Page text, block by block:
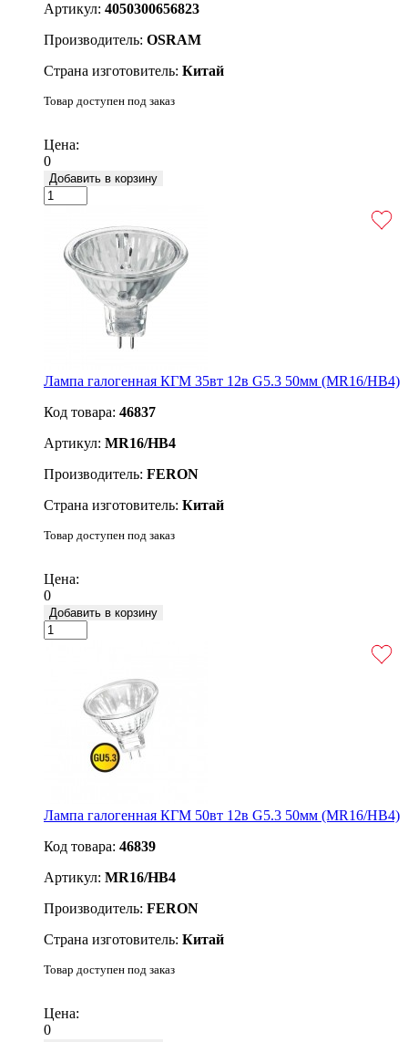
Артикул: 4050300656823
Производитель: OSRAM
Страна изготовитель: Китай
Товар доступен под заказ
Цена:
0
Добавить в корзину
Лампа галогенная КГМ 35вт 12в G5.3 50мм (MR16/HB4)
Код товара: 46837
Артикул: MR16/HB4
Производитель: FERON
Страна изготовитель: Китай
Товар доступен под заказ
Цена:
0
Добавить в корзину
Лампа галогенная КГМ 50вт 12в G5.3 50мм (MR16/HB4)
Код товара: 46839
Артикул: MR16/HB4
Производитель: FERON
Страна изготовитель: Китай
Товар доступен под заказ
Цена:
0